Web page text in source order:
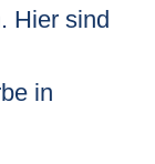
Hier sind
in